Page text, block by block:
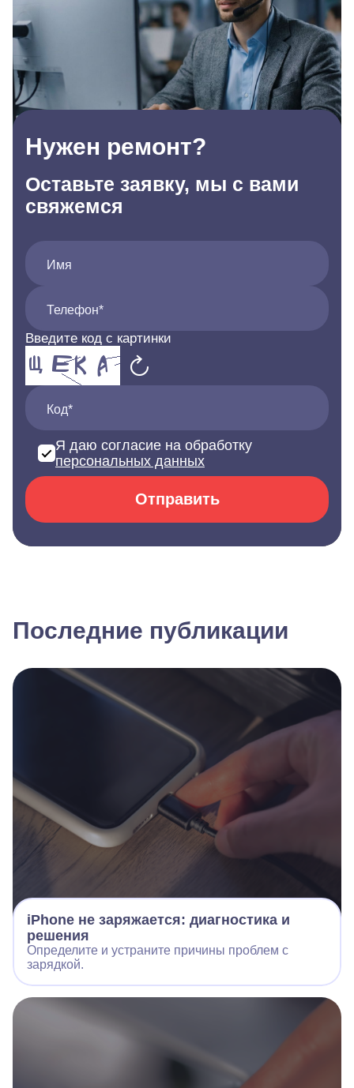
Нужен ремонт?
Оставьте заявку, мы с вами
свяжемся
Имя
Телефон*
Введите код с картинки
Код*
Я даю согласие на обработку
персональных данных
Отправить
Последние публикации
iPhone не заряжается: диагностика и
решения
Определите и устраните причины проблем с
зарядкой.